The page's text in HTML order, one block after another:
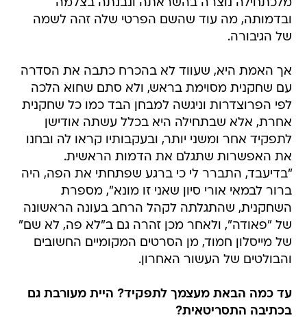
מלכתחילה נוצרה בהשראתה ונבנתה בצלמה
ובדמותה, מה עוד שהשם הפרטי שלה זהה לשמה
של הגיבורה.
אך האמת היא, שעווד לא בהכרח כתבה את הסדרה
עם שחקנית מסוימת בראש, ולא סתם שחוא הלכה
לפי הפרוצדרות וניגשה למבחן הבד כמו כל שחקנית
אחרת, אלא שבתחילה היא בכלל עשתה אודישן
לתפקיד אחר ומשני יותר, ובעקבותיו קראו לה ובחנו
את האפשרות שתגלם את הדמות הראשית.
"בדיעבד, התברר לי כי ברגע שפתחתי את הפה, היה
ברור לבמאי אורי סיון שאני זו מונא", מספרת
השחקנית, שהתגלתה לקהל הרחב בעונה הראשונה
של "פאודה", ולאחר מכן זהרה גם ב"לא פה, לא שם"
של מייסלון חמוד, מן הסרטים המקומיים החשובים
והבולטים של העשור האחרון.
עד כמה הבאת מעצמך לתפקיד? היית מעורבת גם
בכתיבה התסריטאית?